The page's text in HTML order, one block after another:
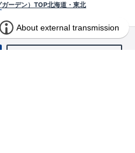
ーデン）TOP北海道・東北